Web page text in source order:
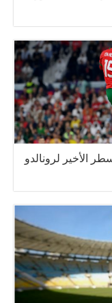
الأخير لرونالدو